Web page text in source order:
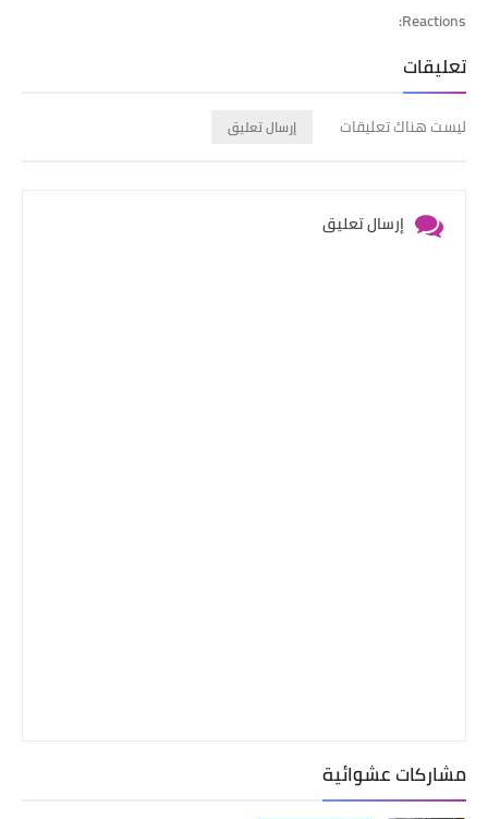
Reactions:
تعليقات
ليست هناك تعليقات إرسال تعليق
إرسال تعليق
مشاركات عشوائية